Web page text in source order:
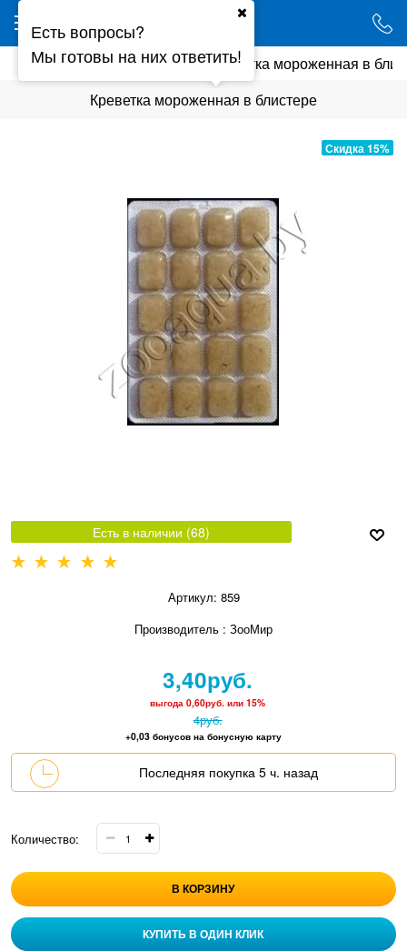
Замороженные корма
Креветка мороженная в
Креветка мороженная в блистере
Скидка 15%
Есть в наличии (68)
Артикул: 859
Производитель : ЗооМир
4руб.
3,40руб.
выгода0,60руб. или15%
+0,03 бонусов на бонусную карту
Последняя покупка 5 ч. назад
Количество:
В КОРЗИНУ
КУПИТЬ В ОДИН КЛИК
Есть вопросы?
Мы готовы на них ответить!
Ваш город - Минск,
угадали?
ДА НЕТ